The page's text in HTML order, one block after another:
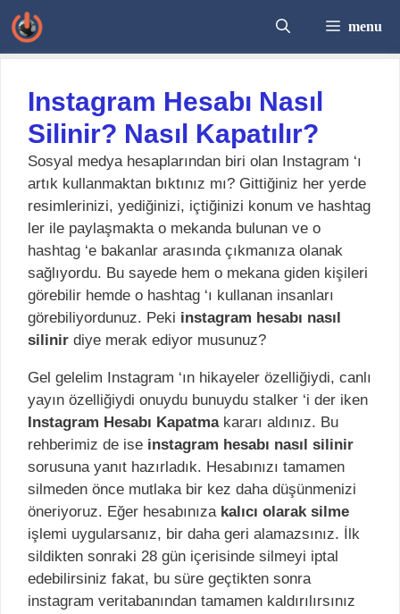
İçeriğe
atla
menu
Instagram Hesabı Nasıl
Silinir? Nasıl Kapatılır?
Sosyal medya hesaplarından biri olan Instagram ‘ı
artık kullanmaktan bıktınız mı? Gittiğiniz her yerde
resimlerinizi, yediğinizi, içtiğinizi konum ve hashtag
ler ile paylaşmakta o mekanda bulunan ve o
hashtag ‘e bakanlar arasında çıkmanıza olanak
sağlıyordu. Bu sayede hem o mekana giden kişileri
görebilir hemde o hashtag ‘ı kullanan insanları
görebiliyordunuz. Peki instagram hesabı nasıl
silinir diye merak ediyor musunuz?
Gel gelelim Instagram ‘ın hikayeler özelliğiydi, canlı
yayın özelliğiydi onuydu bunuydu stalker ‘i der iken
Instagram Hesabı Kapatmakararı aldınız. Bu
rehberimiz de ise instagram hesabı nasıl silinir
sorusuna yanıt hazırladık. Hesabınızı tamamen
silmeden önce mutlaka bir kez daha düşünmenizi
öneriyoruz. Eğer hesabınıza kalıcı olarak silme
işlemi uygularsanız, bir daha geri alamazsınız. İlk
sildikten sonraki 28 gün içerisinde silmeyi iptal
edebilirsiniz fakat, bu süre geçtikten sonra
instagram veritabanından tamamen kaldırılırsınız